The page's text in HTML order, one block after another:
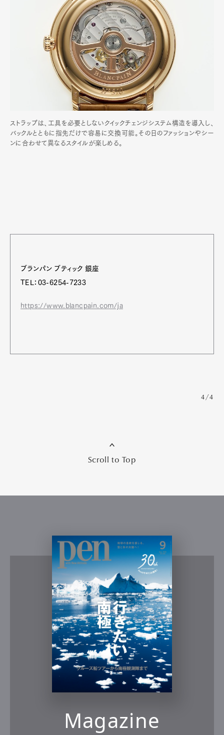
ストラップは、工具を必要としないクイックチェンジシステム構造を導入し、
バックルとともに指先だけで容易に交換可能。その日のファッションやシー
ンに合わせて異なるスタイルが楽しめる。
ブランパン ブティック 銀座
TEL：03-6254-7233
https://www.blancpain.com/ja
4/4
Scroll to Top
Magazine